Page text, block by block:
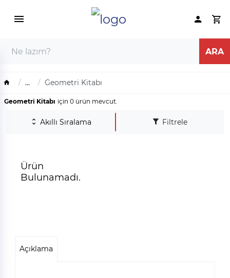
... Geometri Kitabı
Geometri Kitabı için 0 ürün mevcut.
Akıllı Sıralama Filtrele
Ürün
Bulunamadı.
Açıklama